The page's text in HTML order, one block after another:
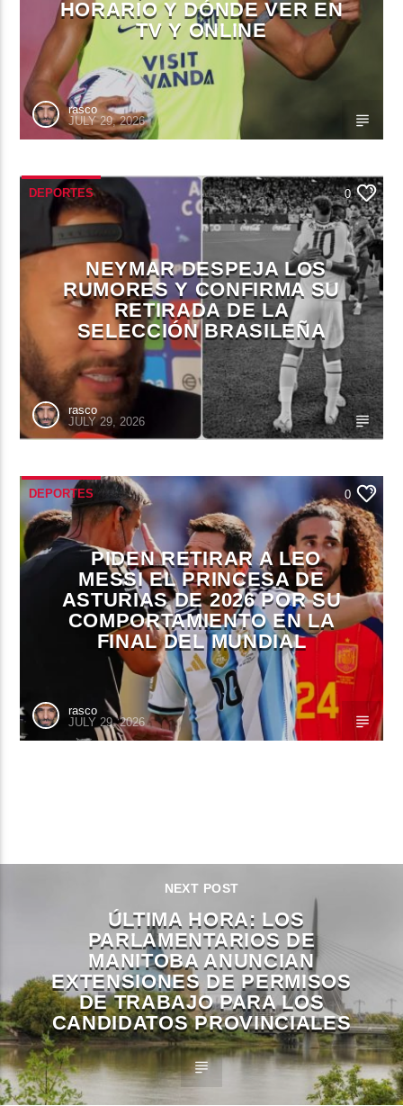
HORARIO Y DÓNDE VER EN
TV Y ONLINE
rasco
JULY 29, 2026
DEPORTES 0
NEYMAR DESPEJA LOS
RUMORES Y CONFIRMA SU
RETIRADA DE LA
SELECCIÓN BRASILEÑA
rasco
JULY 29, 2026
DEPORTES 0
PIDEN RETIRAR A LEO
MESSI EL PRINCESA DE
ASTURIAS DE 2026 POR SU
COMPORTAMIENTO EN LA
FINAL DEL MUNDIAL
rasco
JULY 29, 2026
NEXT POST
ÚLTIMA HORA: LOS
PARLAMENTARIOS DE
MANITOBA ANUNCIAN
EXTENSIONES DE PERMISOS
DE TRABAJO PARA LOS
CANDIDATOS PROVINCIALES